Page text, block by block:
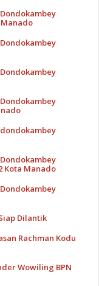
Manado
Kota Manado
Dilantik
Rachman Kodu
Wowiling BPN